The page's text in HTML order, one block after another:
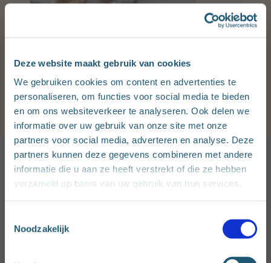
Deze website maakt gebruik van cookies
We gebruiken cookies om content en advertenties te
personaliseren, om functies voor social media te bieden
en om ons websiteverkeer te analyseren. Ook delen we
informatie over uw gebruik van onze site met onze
partners voor social media, adverteren en analyse. Deze
partners kunnen deze gegevens combineren met andere
informatie die u aan ze heeft verstrekt of die ze hebben
verzameld op basis van uw gebruik van hun services.
Noodzakelijk
Waarom kiezen voor Infino?
Lees meerover Infino